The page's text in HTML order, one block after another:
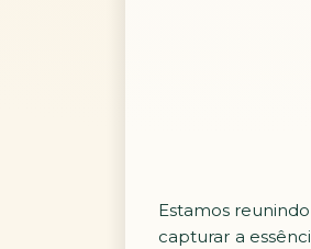
Estamos
capturar a